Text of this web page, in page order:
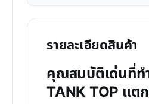
รายละเอียดสินค้า
คุณสมบัติเด่นที่ท
TANK TOP แต